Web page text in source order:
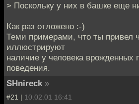
> Поскольку у них в башке еще
Как раз отложено :-)
Теми примерами, что ты привел
иллюстрируют
наличие у человека врожденных
поведения.
SHnireck »
#21 | 10.02.01 16:41